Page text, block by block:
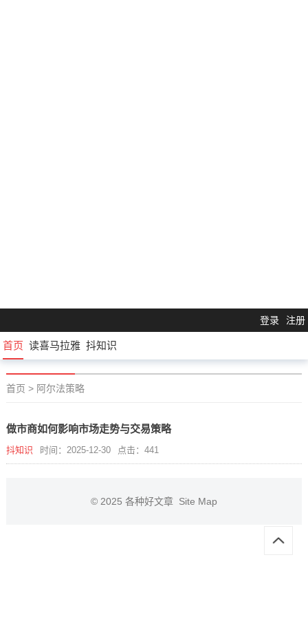
登录 注册
首页 读喜马拉雅 抖知识
首页 > 阿尔法策略
做市商如何影响市场走势与交易策略
抖知识 时间：2025-12-30 点击：441
© 2025 各种好文章 Site Map